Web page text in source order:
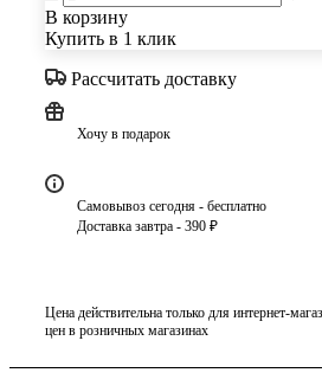
В корзину
Купить в 1 клик
Рассчитать доставку
Хочу в подарок
Самовывоз сегодня - бесплатно
Доставка завтра - 390 ₽
Цена действительна только для интернет-
цен в розничных магазинах